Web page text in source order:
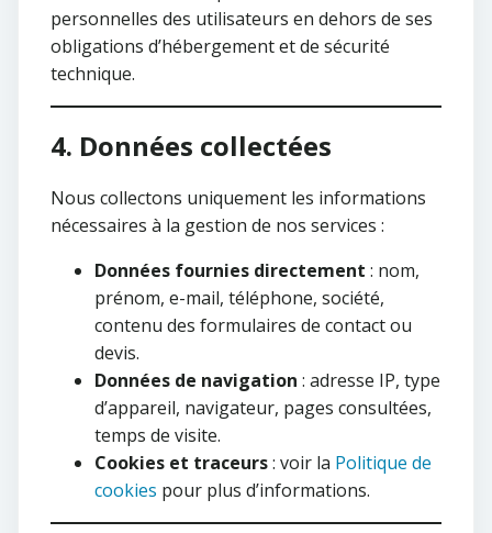
personnelles des utilisateurs en dehors de ses
obligations d’hébergement et de sécurité
technique.
4. Données collectées
Nous collectons uniquement les informations
nécessaires à la gestion de nos services :
Données fournies directement : nom,
prénom, e-mail, téléphone, société,
contenu des formulaires de contact ou
devis.
Données de navigation : adresse IP, type
d’appareil, navigateur, pages consultées,
temps de visite.
Cookies et traceurs: voir la Politique de
cookies pour plus d’informations.